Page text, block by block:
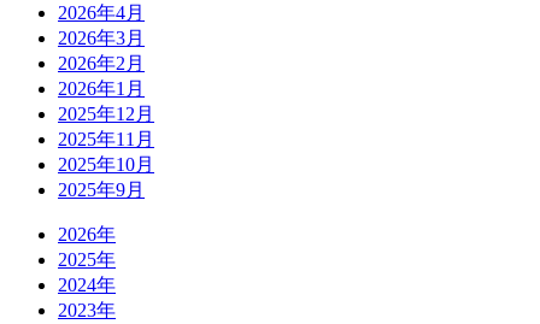
2026年4月
2026年3月
2026年2月
2026年1月
2025年12月
2025年11月
2025年10月
2025年9月
2026年
2025年
2024年
2023年